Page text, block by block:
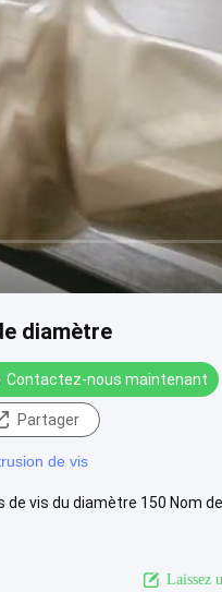
diamètre
Contactez-nous maintenant
Partager
de vis
vis du diamètre 150 Nom
Laissez